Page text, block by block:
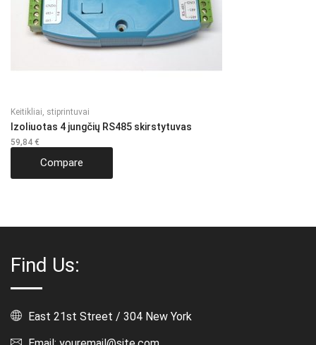
Keitikliai, stiprintuvai
Izoliuotas 4 jungčių RS485 skirstytuvas
59,84 €
Compare
Find Us:
East 21st Street / 304 New York